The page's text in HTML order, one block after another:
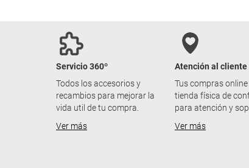
Servicio 360º
Todos los accesorios y
recambios para mejorar la
vida util de tu compra.
Ver más
Atención al cliente
Tus compras
tienda física de
para atención y
Ver más